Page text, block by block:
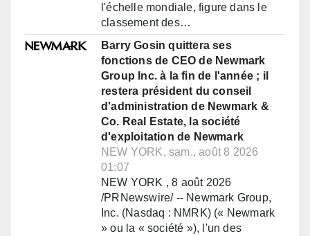
l'échelle mondiale, figure dans le
classement des…
Barry Gosin quittera ses
fonctions de CEO de Newmark
Group Inc. à la fin de l'année ; il
restera président du conseil
d'administration de Newmark &
Co. Real Estate, la société
d'exploitation de Newmark
NEW YORK, sam., août 8 2026
01:07
NEW YORK , 8 août 2026
/PRNewswire/ -- Newmark Group,
Inc. (Nasdaq : NMRK) (« Newmark
» ou la « société »), l'un des